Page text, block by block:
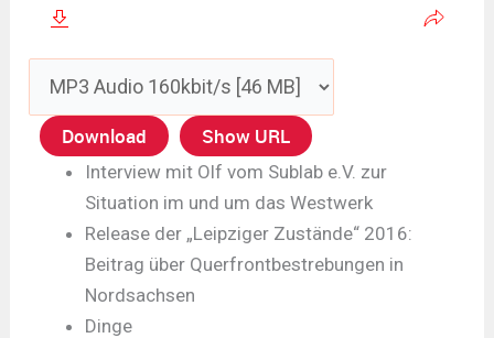
Download Show URL
Interview mit Olf vom Sublab e.V. zur
Situation im und um das Westwerk
Release der „Leipziger Zustände“ 2016:
Beitrag über Querfrontbestrebungen in
Nordsachsen
Dinge